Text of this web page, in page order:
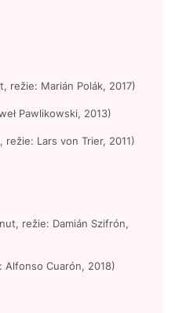
režie: Marián Polák, 2017)
Pawlikowski, 2013)
Lars von Trier, 2011)
režie: Damián Szifrón,
Alfonso Cuarón, 2018)